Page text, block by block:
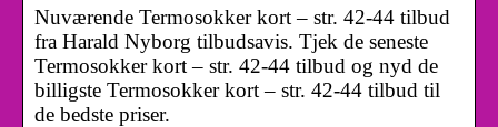
Nuværende Termosokker kort – str. 42-44 tilbud
fra Harald Nyborg tilbudsavis. Tjek de seneste
Termosokker kort – str. 42-44 tilbud og nyd de
billigste Termosokker kort – str. 42-44 tilbud til
de bedste priser.